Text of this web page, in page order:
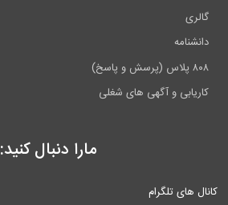
گالری
دانشنامه
۸۰۸ پلاس (پرسش و پاسخ)
کاریابی و آگهی های شغلی
مارا دنبال کنید:
کانال های تلگرام